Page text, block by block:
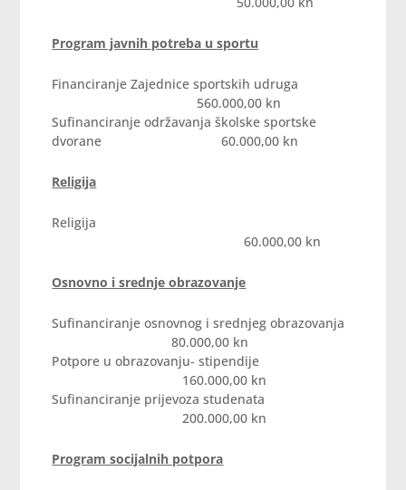
Program javnih potreba u sportu
Financiranje Zajednice sportskih udruga
560.000,00 kn
Sufinanciranje održavanja školske sportske
dvorane 60.000,00 kn
Religija
Religija
60.000,00 kn
Osnovno i srednje obrazovanje
Sufinanciranje osnovnog i srednjeg obrazovanja
80.000,00 kn
Potpore u obrazovanju- stipendije
160.000,00 kn
Sufinanciranje prijevoza studenata
200.000,00 kn
Program socijalnih potpora